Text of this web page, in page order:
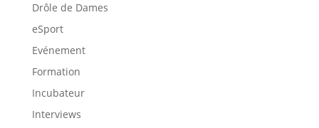
Drôle de Dames
eSport
Evénement
Formation
Incubateur
Interviews